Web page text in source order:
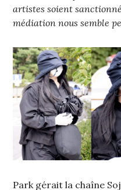
artistes soient
médiation nous semble
Park gérait la chaîne